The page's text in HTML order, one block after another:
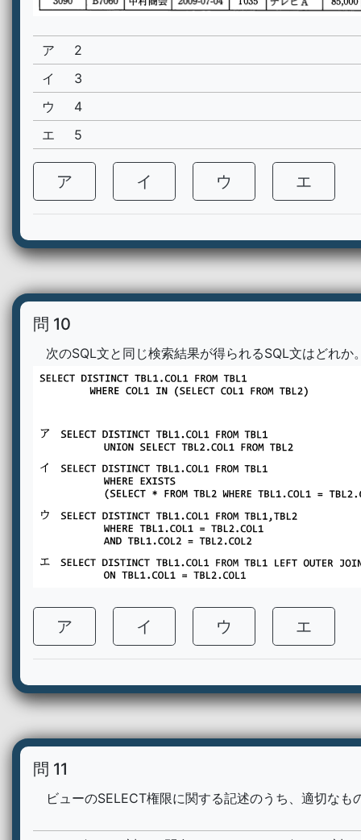
ア
2
イ
3
ウ
4
エ
5
ア イ ウ エ
問 10
次のSQL文と同じ検索結果が得られるSQL文はどれか
ア イ ウ エ
問 11
ビューのSELECT権限に関する記述のうち、適切なも